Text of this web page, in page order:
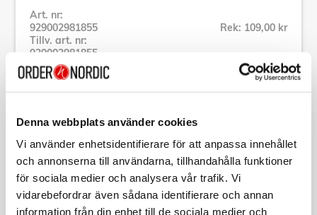
Denna webbplats använder cookies
Vi använder enhetsidentifierare för att anpassa innehållet
och annonserna till användarna, tillhandahålla funktioner
för sociala medier och analysera vår trafik. Vi
vidarebefordrar även sådana identifierare och annan
information från din enhet till de sociala medier och
Art. nr:
929002981855
Tillv. art. nr:
929002981855
Rek: 109,00 kr
Se alla produkter inom Philips
Specifikation
Beskrivning
Art. nr:929002981855